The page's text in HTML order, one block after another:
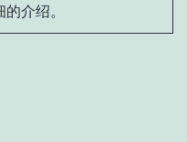
介绍。